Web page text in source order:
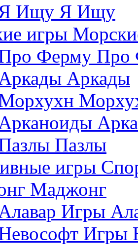
Я Ищу
Про
Аркады
Пазлы
Маджонг
Игры
Игры